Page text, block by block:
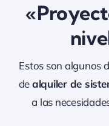
Estos son algunos
dealquiler de
a las